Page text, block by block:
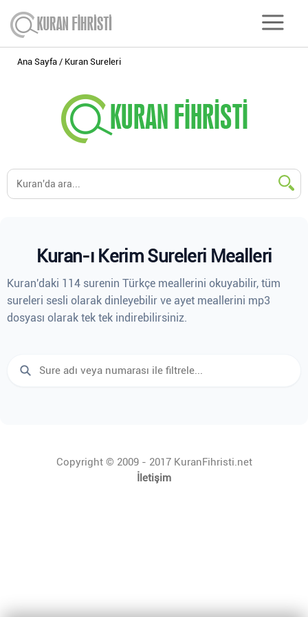
Ana Sayfa Kuran Sureleri
Kuran-ı Kerim Sureleri Mealleri
Kuran'daki 114 surenin Türkçe meallerini okuyabilir, tüm
sureleri sesli olarak dinleyebilir ve ayet meallerini mp3
dosyası olarak tek tek indirebilirsiniz.
Copyright © 2009 - 2017 KuranFihristi.net
İletişim